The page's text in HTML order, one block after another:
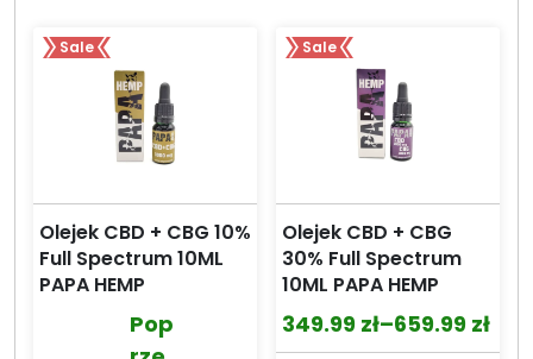
Sale
Olejek CBD + CBG 10%
Full Spectrum 10ML
PAPA HEMP
Pop
Sale
Olejek CBD + CBG
30% Full Spectrum
10ML PAPA HEMP
349.99 zł–659.99 zł
Zakres